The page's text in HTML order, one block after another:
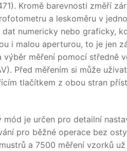
Kromě barevnosti změří
a leskoměru v
numericky nebo graficky,
i malou aperturou, to je jen
měření pomocí středně
Před měřením si může
tlačítkem z obou stran
je určen pro detailní
pro běžné operace bez
a 7500 měření vzorků